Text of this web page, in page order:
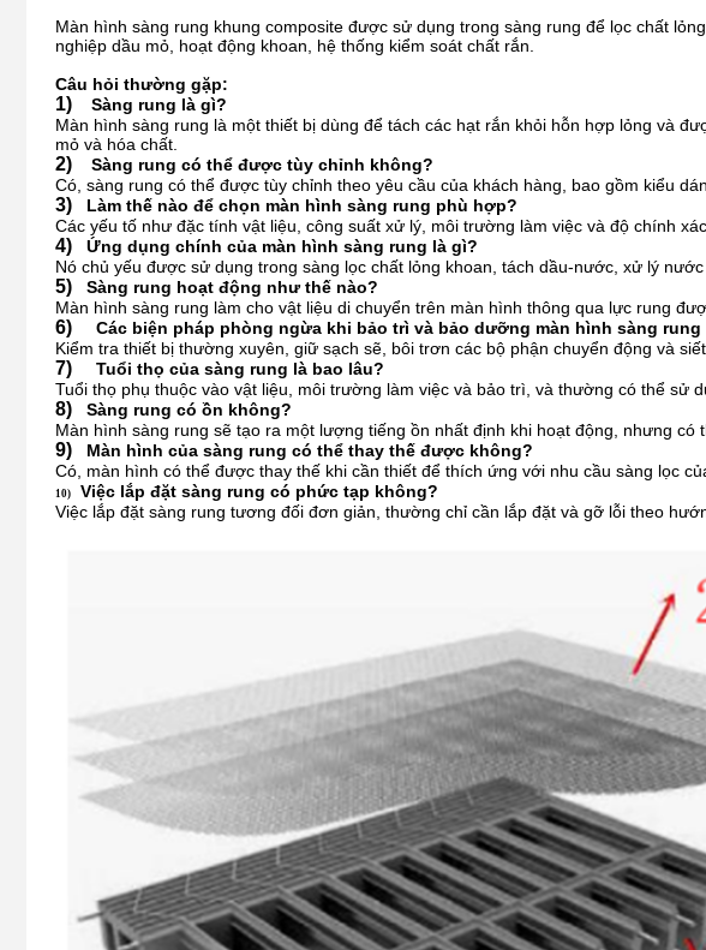
Màn hình sàng rung khung composite được sử dụng trong sàng rung để lọc chất
nghiệp dầu mỏ, hoạt động khoan, hệ thống kiểm soát chất rắn.
Câu hỏi thường gặp:
1)
Sàng rung là gì?
Màn hình sàng rung là một thiết bị dùng để tách các hạt rắn khỏi hỗn hợp lỏng và
mỏ và hóa chất.
2)
Sàng rung có thể được tùy chỉnh không?
Có, sàng rung có thể được tùy chỉnh theo yêu cầu của khách hàng, bao gồm kiểu
3)
Làm thế nào để chọn màn hình sàng rung phù hợp?
Các yếu tố như đặc tính vật liệu, công suất xử lý, môi trường làm việc và độ chính
4)
Ứng dụng chính của màn hình sàng rung là gì?
Nó chủ yếu được sử dụng trong sàng lọc chất lỏng khoan, tách dầu-nước, xử lý
5)
Sàng rung hoạt động như thế nào?
Màn hình sàng rung làm cho vật liệu di chuyển trên màn hình thông qua lực rung
6)
Các biện pháp phòng ngừa khi bảo trì và bảo dưỡng màn hình sàng rung
Kiểm tra thiết bị thường xuyên, giữ sạch sẽ, bôi trơn các bộ phận chuyển động và
7)
Tuổi thọ của sàng rung là bao lâu?
Tuổi thọ phụ thuộc vào vật liệu, môi trường làm việc và bảo trì, và thường có thể sử
8)
Sàng rung có ồn không?
Màn hình sàng rung sẽ tạo ra một lượng tiếng ồn nhất định khi hoạt động, nhưng
9)
Màn hình của sàng rung có thể thay thế được không?
Có, màn hình có thể được thay thế khi cần thiết để thích ứng với nhu cầu sàng lọc
10)
Việc lắp đặt sàng rung có phức tạp không?
Việc lắp đặt sàng rung tương đối đơn giản, thường chỉ cần lắp đặt và gỡ lỗi theo